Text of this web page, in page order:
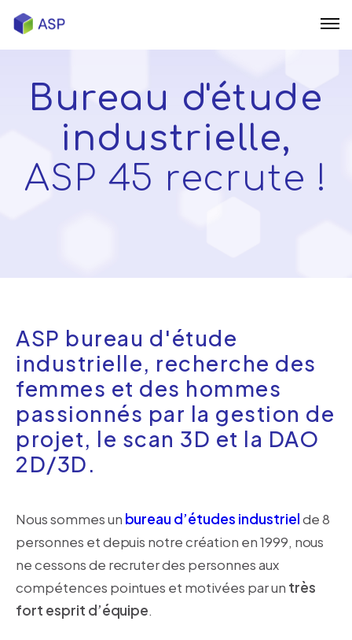
L’esprit ASP
Gestion de projet
Scan 3D industriel
Actus
Bureau d'étude
industrielle,
ASP 45 recrute !
ASP bureau d'étude
industrielle, recherche des
femmes et des hommes
passionnés par la gestion de
projet, le scan 3D et la DAO
2D/3D.
Nous sommes un bureau d’études industrielde 8
personnes et depuis notre création en 1999, nous
ne cessons de recruter des personnes aux
compétences pointues et motivées par un très
fort esprit d’équipe.